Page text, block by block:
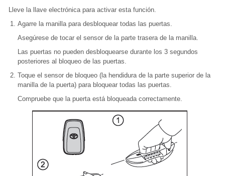
Lleve la llave electrónica para activar esta función.
Agarre la manilla para desbloquear todas las puertas.
Asegúrese de tocar el sensor de la parte trasera de la manilla.
Las puertas no pueden desbloquearse durante los 3 segundos
posteriores al bloqueo de las puertas.
Toque el sensor de bloqueo (la hendidura de la parte superior de la
manilla de la puerta) para bloquear todas las puertas.
Compruebe que la puerta está bloqueada correctamente.